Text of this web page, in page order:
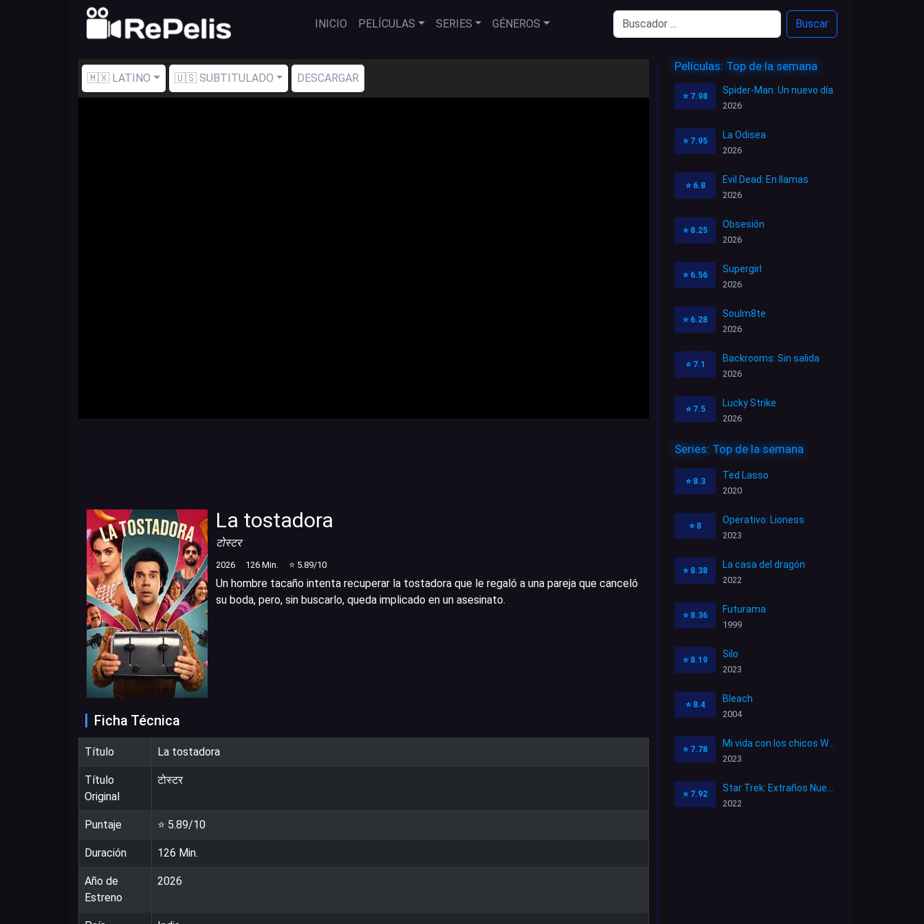
INICIO PELÍCULAS SERIES GÉNEROS Buscar
🇲🇽 LATINO 🇺🇸 SUBTITULADO DESCARGAR
La tostadora
टोस्टर
2026 126 Min. ⭐ 5.89/10
Un hombre tacaño intenta recuperar la tostadora que le regaló a una pareja que canceló
su boda, pero, sin buscarlo, queda implicado en un asesinato.
Ficha Técnica
Título La tostadora
Título
Original
टोस्टर
Puntaje ⭐ 5.89/10
Duración 126 Min.
Año de
Estreno
2026
Películas: Top de la semana
⭐ 7.98
Spider-Man: Un nuevo día
2026
⭐ 7.95
La Odisea
2026
⭐ 6.8
Evil Dead: En llamas
2026
⭐ 8.25
Obsesión
2026
⭐ 6.56
Supergirl
2026
⭐ 6.28
Soulm8te
2026
⭐ 7.1
Backrooms: Sin salida
2026
⭐ 7.5
Lucky Strike
2026
Series: Top de la semana
⭐ 8.3
Ted Lasso
2020
⭐ 8
Operativo: Lioness
2023
⭐ 8.38
La casa del dragón
2022
⭐ 8.36
Futurama
1999
⭐ 8.19
Silo
2023
⭐ 8.4
Bleach
2004
⭐ 7.78
2023
⭐ 7.92
2022